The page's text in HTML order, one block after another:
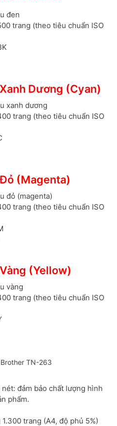
đen
trang (theo tiêu chuẩn ISO
Dương (Cyan)
xanh dương
trang (theo tiêu chuẩn ISO
(Magenta)
đỏ (magenta)
trang (theo tiêu chuẩn ISO
(Yellow)
vàng
trang (theo tiêu chuẩn ISO
TN-263
đảm bảo chất lượng hình
phẩm.
trang (A4, độ phủ 5%)